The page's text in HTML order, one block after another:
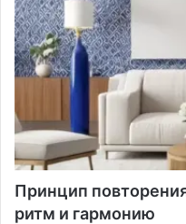
Принцип
ритм и гармонию